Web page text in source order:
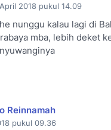
2018 pukul 14.09
nunggu kalau lagi di
mba, lebih deket
Reinnamah
pukul 09.36